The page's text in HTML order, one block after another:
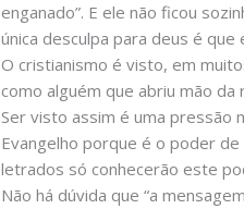
enganado”. E ele não ficou
única desculpa para deus é que
O cristianismo é visto, em
como alguém que abriu mão
Ser visto assim é uma pressão
Evangelho porque é o poder
letrados só conhecerão este
Não há dúvida que “a